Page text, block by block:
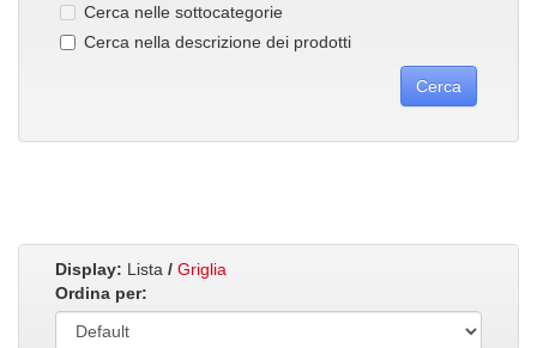
Cerca nelle sottocategorie
Cerca nella descrizione dei prodotti
Display: Lista / Griglia
Ordina per: